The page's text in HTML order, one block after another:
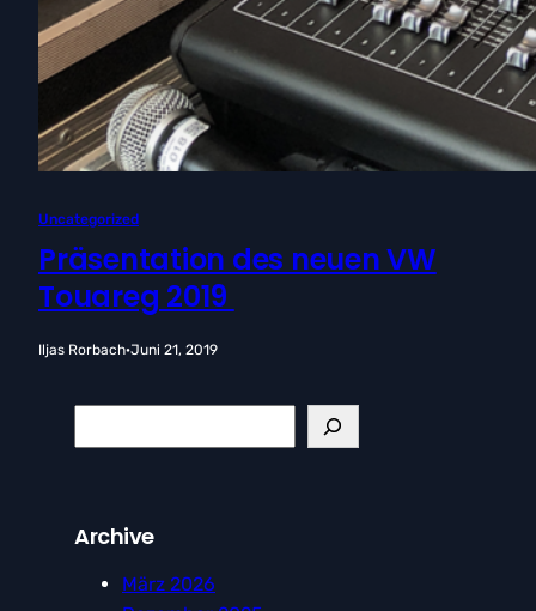
Uncategorized
Präsentation des neuen VW
Touareg 2019
Iljas Rorbach·Juni 21, 2019
e
c
Archive
März 2026